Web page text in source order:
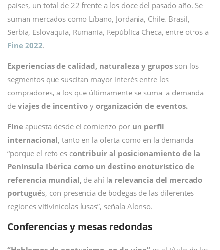
países, un total de 22 frente a los doce del pasado año. Se
suman mercados como Líbano, Jordania, Chile, Brasil,
Serbia, Eslovaquia, Rumanía, República Checa, entre otros a
Fine 2022.
Experiencias de calidad, naturaleza y grupos son los
segmentos que suscitan mayor interés entre los
compradores, a los que últimamente se suma la demanda
de viajes de incentivo y organización de eventos.
Fine apuesta desde el comienzo por un perfil
internacional, tanto en la oferta como en la demanda
“porque el reto es contribuir al posicionamiento de la
Península Ibérica como un destino enoturístico de
referencia mundial, de ahí la relevancia del mercado
portugués, con presencia de bodegas de las diferentes
regiones vitivinícolas lusas”, señala Alonso.
Conferencias y mesas redondas